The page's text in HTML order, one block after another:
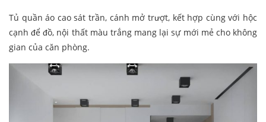
Tủ quần áo cao sát trần, cánh mở trượt, kết hợp cùng với hộc
cạnh để đồ, nội thất màu trắng mang lại sự mới mẻ cho không
gian của căn phòng.